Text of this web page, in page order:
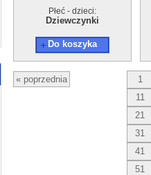
Płeć - dzieci:
Dziewczynki
Do koszyka
« poprzednia
1
11
21
31
41
51